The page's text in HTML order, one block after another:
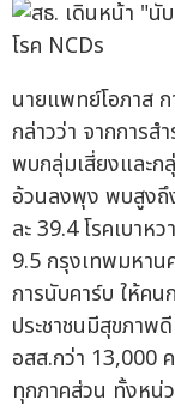
นายแพทย์โอภาส
กล่าวว่า จากการ
พบกลุ่มเสี่ยงและก
อ้วนลงพุง พบสูงถึ
ละ 39.4 โรคเบาห
9.5 กรุงเทพมหาน
การนับคาร์บ ให้ค
ประชาชนมีสุขภาพ
อสส.กว่า 13,000
ทุกภาคส่วน ทั้งหน่